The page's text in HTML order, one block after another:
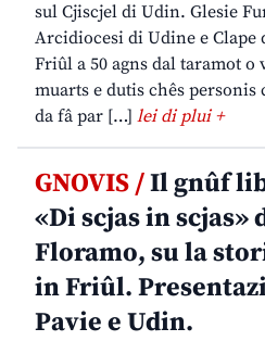
sul Cjiscjel di Udin. Glesie
Arcidiocesi di Udine e Clape
Friûl a 50 agns dal taramot
muarts e dutis chês personis
da fâ par […] lei di plui +
GNOVIS /Il gnûf
«Di scjas in scjas»
Floramo, su la
in Friûl.
Pavie e Udin.